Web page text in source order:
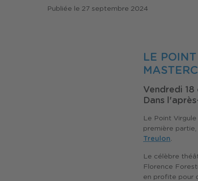
Publiée le 27 septembre 2024
LE
Vendredi
Dans
Le Point
première
Treulon.
Le célèbre
Florence
en profite pour